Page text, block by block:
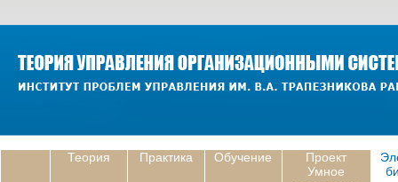
Теория Практика Обучение
Проект
Умное